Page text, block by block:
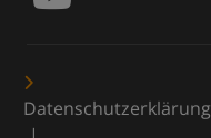
Datenschutzerklärung